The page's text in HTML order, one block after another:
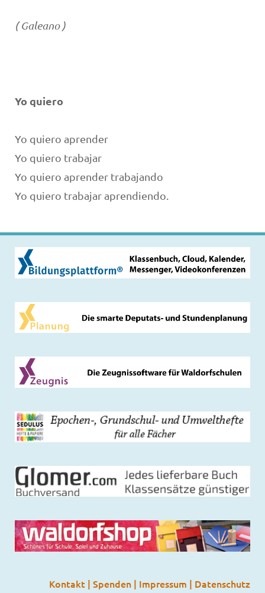
( Galeano )
Yo quiero
Yo quiero aprender
Yo quiero trabajar
Yo quiero aprender trabajando
Yo quiero trabajar aprendiendo.
Kontakt | Spenden | Impressum | Datenschutz